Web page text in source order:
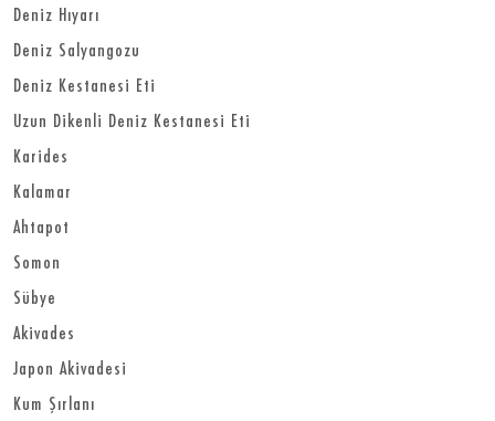
Deniz Hıyarı
Deniz Salyangozu
Deniz Kestanesi Eti
Uzun Dikenli Deniz Kestanesi Eti
Karides
Kalamar
Ahtapot
Somon
Sübye
Akivades
Japon Akivadesi
Kum Şırlanı